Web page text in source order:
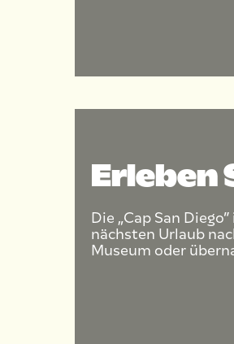
Erleben
Die „Cap San
nächsten Urlaub
Museum oder